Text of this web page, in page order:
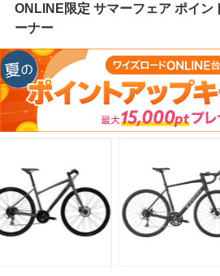
ONLINE限定 サマーフェア ポイン
ーナー